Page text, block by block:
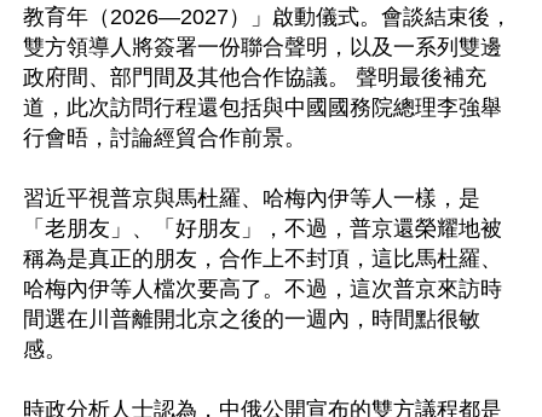
教育年（2026—2027）」啟動儀式。會談結束後，
雙方領導人將簽署一份聯合聲明，以及一系列雙邊
政府間、部門間及其他合作協議。 聲明最後補充
道，此次訪問行程還包括與中國國務院總理李強舉
行會晤，討論經貿合作前景。
習近平視普京與馬杜羅、哈梅內伊等人一樣，是
「老朋友」、「好朋友」，不過，普京還榮耀地被
稱為是真正的朋友，合作上不封頂，這比馬杜羅、
哈梅內伊等人檔次要高了。不過，這次普京來訪時
間選在川普離開北京之後的一週內，時間點很敏
感。
時政分析人士認為，中俄公開宣布的雙方議程都是